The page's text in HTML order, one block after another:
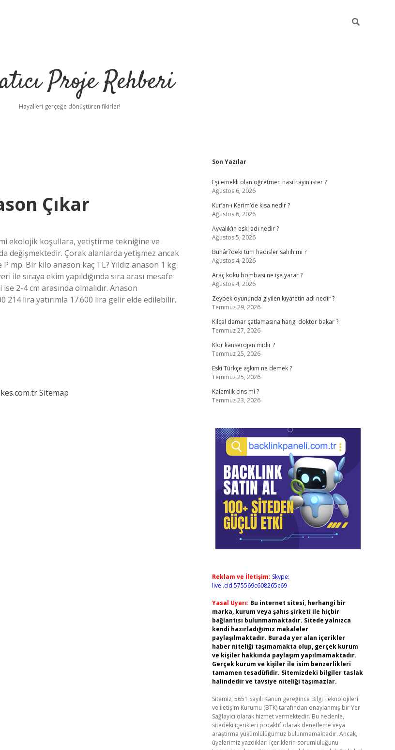
Proje Rehberi
Hayalleri gerçeğe dönüştüren fikirler!
Çıkar
ekolojik koşullara, yetiştirme tekniğine ve
değişmektedir. Çorak alanlarda yetişmez ancak
mp. Bir kilo anason kaç TL? Yıldız anason 1 kg
ile sıraya ekim yapıldığında sıra arası mesafe
2-4 cm arasında olmalıdır. Anason
214 lira yatırımla 17.600 lira gelir elde edilebilir.
Sitemap
Sidebar
Son Yazılar
Eşi emekli olan öğretmen nasıl tayin ister ?
Ağustos 6, 2026
Kur’an-ı Kerim’de kısa nedir ?
Ağustos 6, 2026
Ayvalık’ın eski adı nedir ?
Ağustos 5, 2026
Buhârî’deki tüm hadisler sahih mi ?
Ağustos 4, 2026
Araç koku bombası ne işe yarar ?
Ağustos 4, 2026
Zeybek oyununda giyilen kıyafetin adı nedir ?
Temmuz 29, 2026
Kılcal damar çatlamasına hangi doktor bakar ?
Temmuz 27, 2026
Klor kanserojen midir ?
Temmuz 25, 2026
Eski Türkçe aşkım ne demek ?
Temmuz 25, 2026
Kalemlik cins mi ?
Temmuz 23, 2026
Reklam ve İletişim: Skype:
live:.cid.575569c608265c69
Yasal Uyarı: Bu internet sitesi, herhangi bir
marka, kurum veya şahıs şirketi ile hiçbir
bağlantısı bulunmamaktadır. Sitede yalnızca
kendi hazırladığımız makaleler
paylaşılmaktadır. Burada yer alan içerikler
haber niteliği taşımamakta olup, gerçek kurum
ve kişiler hakkında paylaşım yapılmamaktadır.
Gerçek kurum ve kişiler ile isim benzerlikleri
tamamen tesadüfidir. Sitemizdeki bilgiler taslak
halindedir ve tavsiye niteliği taşımazlar.
Sitemiz, 5651 Sayılı Kanun gereğince Bilgi Teknolojileri
ve İletişim Kurumu (BTK) tarafından onaylanmış bir Yer
Sağlayıcı olarak hizmet vermektedir. Bu nedenle,
sitedeki içerikleri proaktif olarak denetleme veya
araştırma yükümlülüğümüz bulunmamaktadır. Ancak,
üyelerimiz yazdıkları içeriklerin sorumluluğunu